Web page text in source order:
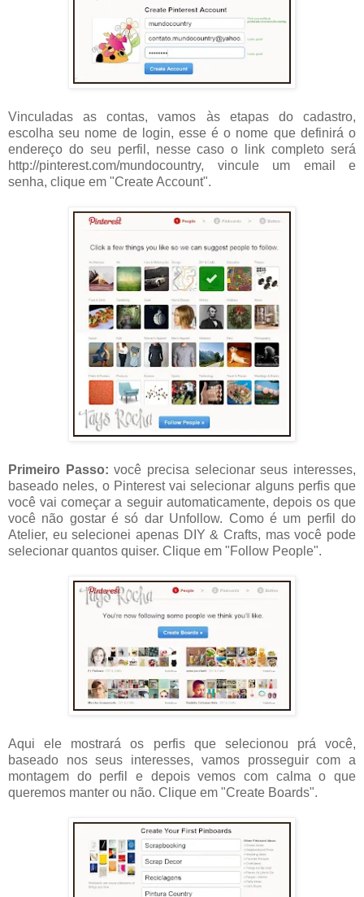
Vinculadas as contas, vamos às etapas do cadastro,
escolha seu nome de login, esse é o nome que definirá o
endereço do seu perfil, nesse caso o link completo será
http://pinterest.com/mundocountry, vincule um email e
senha, clique em "Create Account".
Primeiro Passo: você precisa selecionar seus interesses,
baseado neles, o Pinterest vai selecionar alguns perfis que
você vai começar a seguir automaticamente, depois os que
você não gostar é só dar Unfollow. Como é um perfil do
Atelier, eu selecionei apenas DIY & Crafts, mas você pode
selecionar quantos quiser. Clique em "Follow People".
Aqui ele mostrará os perfis que selecionou prá você,
baseado nos seus interesses, vamos prosseguir com a
montagem do perfil e depois vemos com calma o que
queremos manter ou não. Clique em "Create Boards".